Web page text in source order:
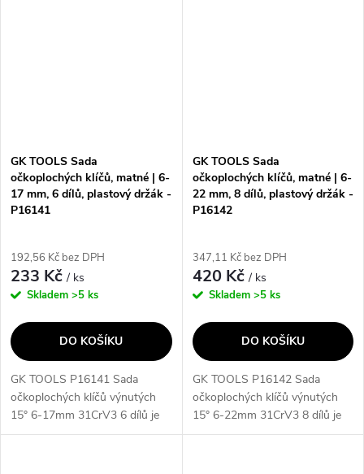
GK TOOLS Sada
očkoplochých klíčů, matné | 6-
17 mm, 6 dílů, plastový držák -
P16141
192,56 Kč bez DPH
233 Kč/ ks
Skladem >5 ks
DO KOŠÍKU
GK TOOLS P16141 Sada
očkoplochých klíčů výnutých
15° 6-17mm 31CrV3 6 dílů je
sada očkoplochých klíčů v
GK TOOLS Sada
očkoplochých klíčů, matné | 6-
22 mm, 8 dílů, plastový držák -
P16142
347,11 Kč bez DPH
420 Kč/ ks
Skladem >5 ks
DO KOŠÍKU
GK TOOLS P16142 Sada
očkoplochých klíčů výnutých
15° 6-22mm 31CrV3 8 dílů je
sada očkoplochých klíčů v